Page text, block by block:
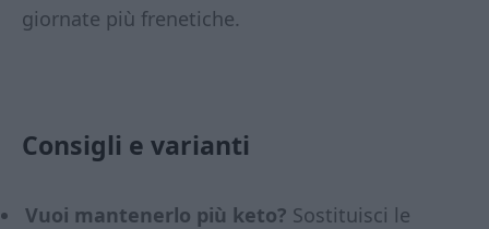
giornate più frenetiche.
Consigli e varianti
Vuoi mantenerlo più keto? Sostituisci le